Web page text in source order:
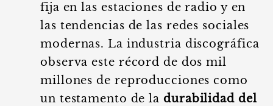
fija en las estaciones de radio y en
las tendencias de las redes sociales
modernas. La industria discográfica
observa este récord de dos mil
millones de reproducciones como
un testamento de la durabilidad del